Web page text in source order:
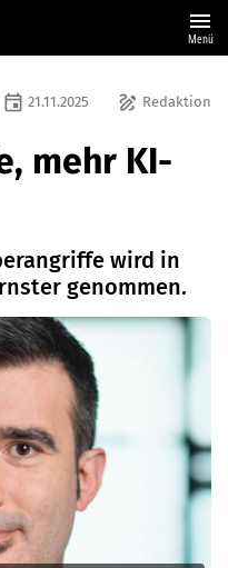
menu
Menü
draw Redaktion
event 21.11.2025
mehr KI-
wird in
genommen.